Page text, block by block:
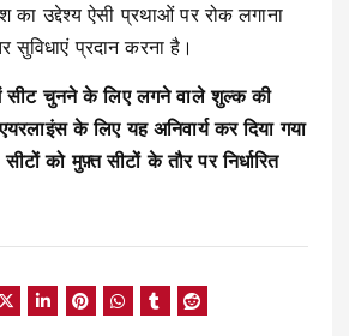
का उद्देश्य ऐसी प्रथाओं पर रोक लगाना
सुविधाएं प्रदान करना है।
सीट चुनने के लिए लगने वाले शुल्क की
के लिए यह अनिवार्य कर दिया गया
को मुफ़्त सीटों के तौर पर निर्धारित